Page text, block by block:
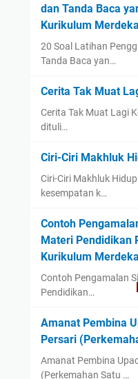
dan Tanda Baca
Kurikulum Merdeka
20 Soal Latihan
Tanda Baca yan…
Cerita Tak Muat
Cerita Tak Muat Lagi
dituli…
Ciri-Ciri Makhluk
Ciri-Ciri Makhluk
kesempatan k…
Contoh
Materi Pendidikan
Kurikulum Merdeka
Contoh Pengamalan
Pendidikan…
Amanat Pembina
Persari
Amanat Pembina
(Perkemahan Satu …